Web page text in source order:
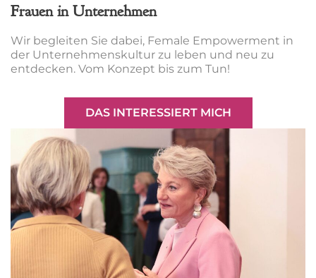
Frauen in Unternehmen
Wir begleiten Sie dabei, Female Empowerment in
der Unternehmenskultur zu leben und neu zu
entdecken. Vom Konzept bis zum Tun!
DAS INTERESSIERT MICH